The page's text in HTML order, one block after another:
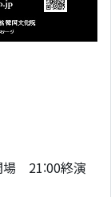
場 21:00終演